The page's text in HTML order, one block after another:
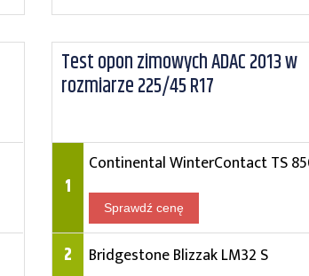
Test opon zimowych ADAC 2013 w
rozmiarze 225/45 R17
1
Continental WinterContact TS
Sprawdź cenę
2 Bridgestone Blizzak LM32 S